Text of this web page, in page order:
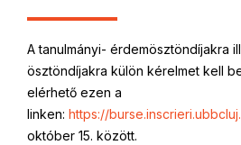
A tanulmányi- érdemösztöndíjakra
ösztöndíjakra külön kérelmet kell
elérhető ezen a
linken: https://
október 15. között.